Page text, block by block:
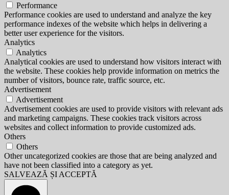
Performance
Performance cookies are used to understand and analyze the key
performance indexes of the website which helps in delivering a
better user experience for the visitors.
Analytics
Analytics
Analytical cookies are used to understand how visitors interact with
the website. These cookies help provide information on metrics the
number of visitors, bounce rate, traffic source, etc.
Advertisement
Advertisement
Advertisement cookies are used to provide visitors with relevant ads
and marketing campaigns. These cookies track visitors across
websites and collect information to provide customized ads.
Others
Others
Other uncategorized cookies are those that are being analyzed and
have not been classified into a category as yet.
SALVEAZĂ ȘI ACCEPTĂ